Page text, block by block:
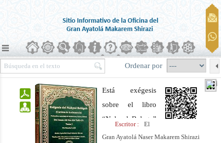
Ordenar por
Está exégesis
sobre el libro
“Nahyul Balaga”
fue escrita por el
Escritor :
El
Gran Ayatolá Naser Makarem Shirazi